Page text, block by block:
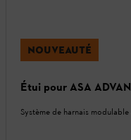
NOUVEAUTÉ
Étui pour ASA
Système de harnais